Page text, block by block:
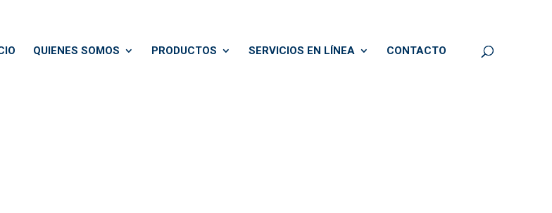
QUIENES SOMOS PRODUCTOS SERVICIOS EN LÍNEA CONTACTO